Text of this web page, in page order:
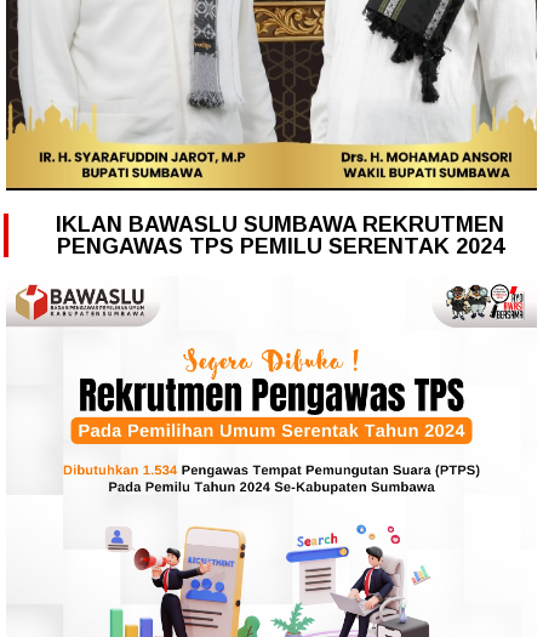
IKLAN BAWASLU SUMBAWA REKRUTMEN
PENGAWAS TPS PEMILU SERENTAK 2024